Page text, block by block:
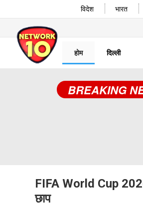
विदेश भारत
होम दिल्ली
BREAKING
FIFA World Cup
छाप